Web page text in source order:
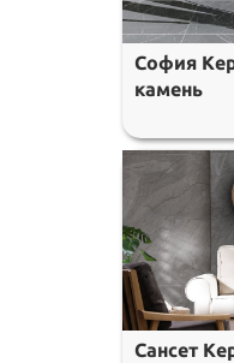
София
камень
Сансет